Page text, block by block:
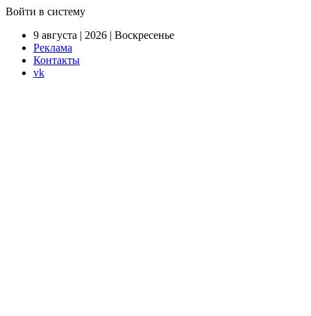
Войти в систему
9 августа | 2026 | Воскресенье
Реклама
Контакты
vk